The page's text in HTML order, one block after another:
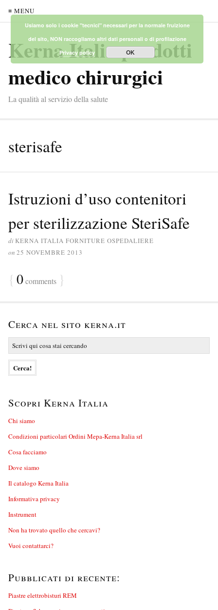
≡ MENU
Kerna Italia prodotti
medico chirurgici
La qualità al servizio della salute
sterisafe
Istruzioni d’uso contenitori
per sterilizzazione SteriSafe
di KERNA ITALIA FORNITURE OSPEDALIERE
on 25 NOVEMBRE 2013
{ 0comments }
Cerca nel sito kerna.it
Scopri Kerna Italia
Chi siamo
Condizioni particolari Ordini Mepa-Kerna Italia srl
Cosa facciamo
Dove siamo
Il catalogo Kerna Italia
Informativa privacy
Instrument
Non ha trovato quello che cercavi?
Vuoi contattarci?
Pubblicati di recente:
Piastre elettrobisturi REM
Usiamo solo i cookie "tecnici" necessari per la normale fruizione
del sito, NON raccogliamo altri dati personali o di profilazione
Privacy policy
OK